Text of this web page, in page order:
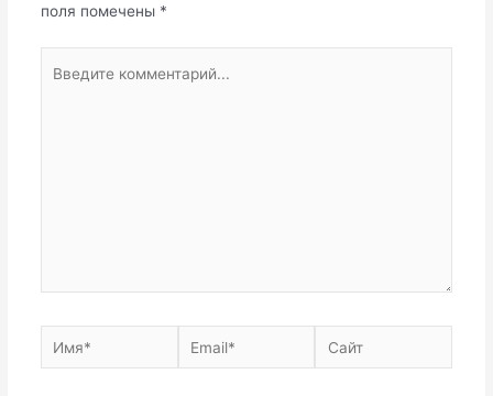
поля помечены *
комментарий...
Имя* Email* Сайт